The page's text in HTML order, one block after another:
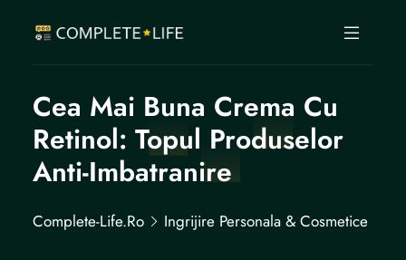
Cea Mai Buna Crema Cu
Retinol: Topul Produselor
Anti-Imbatranire
Complete-Life.ro Ingrijire Personala & Cosmetice